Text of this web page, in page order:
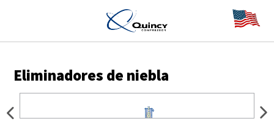
Eliminadores de niebla